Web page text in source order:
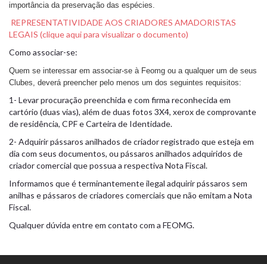
importância da preservação das espécies.
REPRESENTATIVIDADE AOS CRIADORES AMADORISTAS
LEGAIS (clique aqui para visualizar o documento)
Como associar-se:
Quem se interessar em associar-se à Feomg ou a qualquer um de seus
Clubes, deverá preencher pelo menos um dos seguintes requisitos:
1- Levar procuração preenchida e com firma reconhecida em
cartório (duas vias), além de duas fotos 3X4, xerox de comprovante
de residência, CPF e Carteira de Identidade.
2- Adquirir pássaros anilhados de criador registrado que esteja em
dia com seus documentos, ou pássaros anilhados adquiridos de
criador comercial que possua a respectiva Nota Fiscal.
Informamos que é terminantemente ilegal adquirir pássaros sem
anilhas e pássaros de criadores comerciais que não emitam a Nota
Fiscal.
Qualquer dúvida entre em contato com a FEOMG.